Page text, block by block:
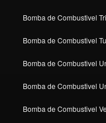
Bomba de Combustivel
Bomba de Combustivel
Bomba de Combustivel
Bomba de Combustivel
Bomba de Combustivel